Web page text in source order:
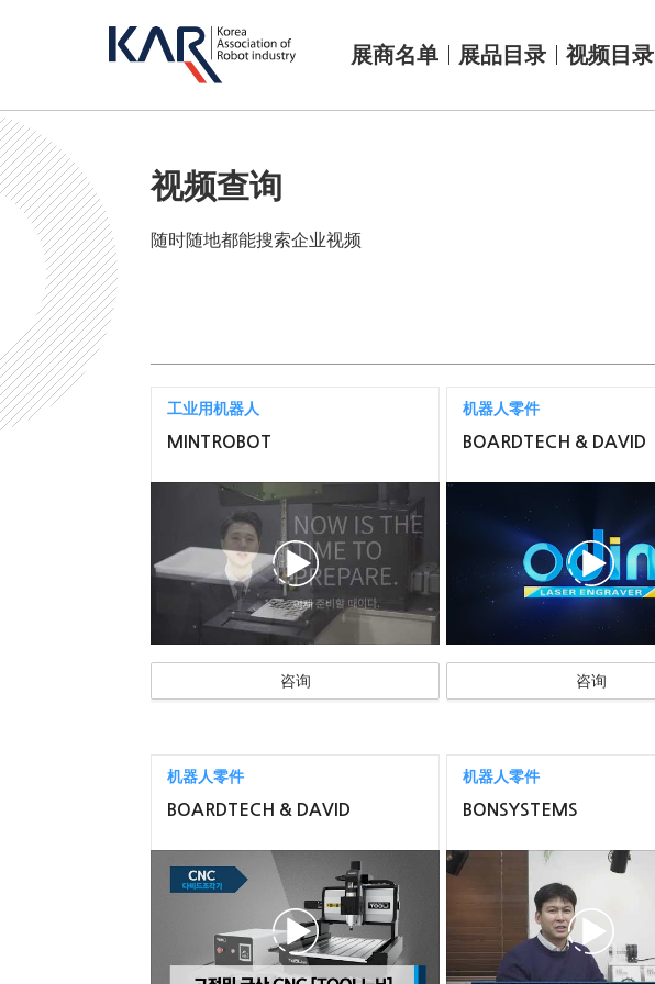
展商名单 展品目录 视频目录
视频查询
随时随地都能搜索企业视频
工业用机器人
MINTROBOT
咨询
机器人零件
BOARDTECH & DAVID
咨询
机器人零件
BOARDTECH & DAVID
机器人零件
BONSYSTEMS